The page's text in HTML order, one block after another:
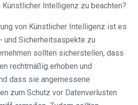
Intelligenz zu beachten?
von Künstlicher Intelligenz ist es
und Sicherheitsaspekte zu
sollten sicherstellen, dass
rechtmäßig erhoben und
dass sie angemessene
zum Schutz vor Datenverlusten